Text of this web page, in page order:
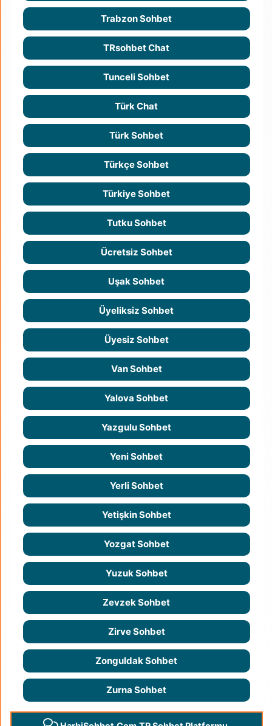
Trabzon Sohbet
TRsohbet Chat
Tunceli Sohbet
Türk Chat
Türk Sohbet
Türkçe Sohbet
Türkiye Sohbet
Tutku Sohbet
Ücretsiz Sohbet
Uşak Sohbet
Üyeliksiz Sohbet
Üyesiz Sohbet
Van Sohbet
Yalova Sohbet
Yazgulu Sohbet
Yeni Sohbet
Yerli Sohbet
Yetişkin Sohbet
Yozgat Sohbet
Yuzuk Sohbet
Zevzek Sohbet
Zirve Sohbet
Zonguldak Sohbet
Zurna Sohbet